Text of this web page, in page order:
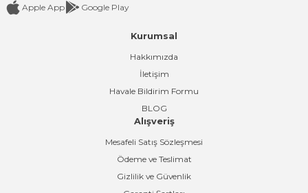
Apple App Google Play
Kurumsal
Hakkımızda
İletişim
Havale Bildirim Formu
BLOG
Alışveriş
Mesafeli Satış Sözleşmesi
Ödeme ve Teslimat
Gizlilik ve Güvenlik